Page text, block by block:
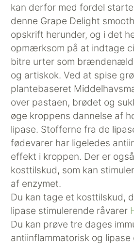
kan derfor med fordel
denne Grape Delight
opskrift herunder, og i det
opmærksom på at indtage
bitre urter som
og artiskok. Ved at spise
plantebaseret
over pastaen, brødet og
øge kroppens dannelse af
lipase. Stofferne fra de
fødevarer har ligeledes
effekt i kroppen. Der er
kosttilskud, som kan
af enzymet.
Du kan tage et kosttilskud,
lipase stimulerende råvarer
Du kan prøve tre dages
antiinflammatorisk og lipase